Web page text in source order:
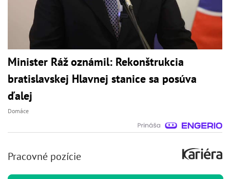
Minister Ráž oznámil: Rekonštrukcia
bratislavskej Hlavnej stanice sa posúva
ďalej
Domáce
Pracovné pozície